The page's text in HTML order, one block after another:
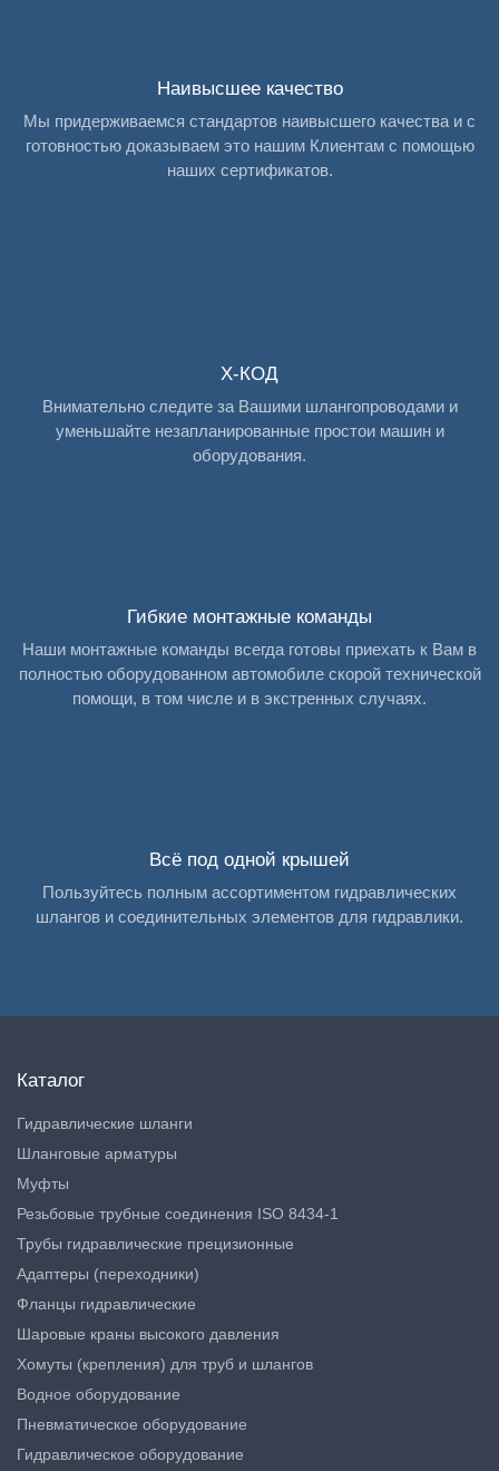
Наивысшее качество
Мы придерживаемся стандартов наивысшего качества и с
готовностью доказываем это нашим Клиентам с помощью
наших сертификатов.
X-КОД
Внимательно следите за Вашими шлангопроводами и
уменьшайте незапланированные простои машин и
оборудования.
Гибкие монтажные команды
Наши монтажные команды всегда готовы приехать к Вам в
полностью оборудованном автомобиле скорой технической
помощи, в том числе и в экстренных случаях.
Всё под одной крышей
Пользуйтесь полным ассортиментом гидравлических
шлангов и соединительных элементов для гидравлики.
Каталог
Гидравлические шланги
Шланговые арматуры
Муфты
Резьбовые трубные соединения ISO 8434-1
Трубы гидравлические прецизионные
Адаптеры (переходники)
Фланцы гидравлические
Шаровые краны высокого давления
Хомуты (крепления) для труб и шлангов
Водное оборудование
Пневматическое оборудование
Гидравлическое оборудование